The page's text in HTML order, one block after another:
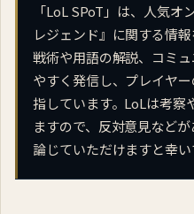
「LoL SPoT」は、人気オ
レジェンド』に関する情
戦術や用語の解説、コミ
やすく発信し、プレイヤ
指しています。LoLは考察
ますので、反対意見など
論じていただけますと幸い